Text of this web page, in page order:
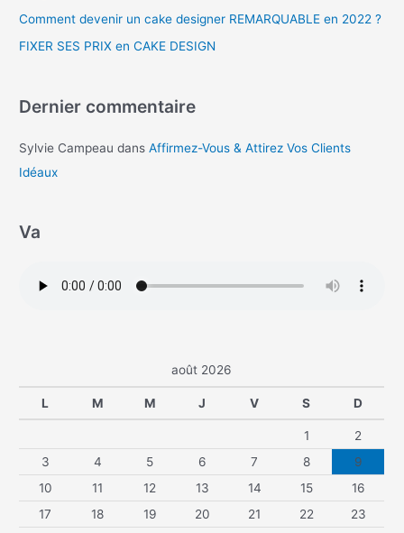
Comment devenir un cake designer REMARQUABLE en 2022 ?
FIXER SES PRIX en CAKE DESIGN
Dernier commentaire
Sylvie Campeau dansAffirmez-Vous & Attirez Vos Clients
Idéaux
Va
août 2026
L M M J V S D
1
2
3
4 5 6 7 8
9
10
11 12 13 14 15
16
17
18 19 20 21 22
23